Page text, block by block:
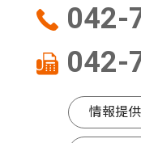
042-
042-
情報提